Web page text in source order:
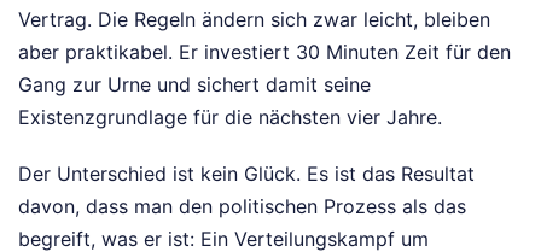
Vertrag. Die Regeln ändern sich zwar leicht, bleiben
aber praktikabel. Er investiert 30 Minuten Zeit für den
Gang zur Urne und sichert damit seine
Existenzgrundlage für die nächsten vier Jahre.
Der Unterschied ist kein Glück. Es ist das Resultat
davon, dass man den politischen Prozess als das
begreift, was er ist: Ein Verteilungskampf um